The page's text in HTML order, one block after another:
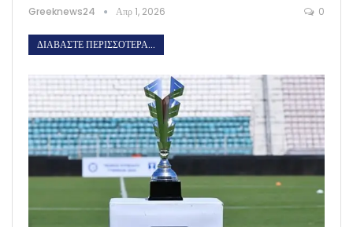
Greeknews24 Απρ 1, 2026 0
ΔΙΑΒΆΣΤΕ ΠΕΡΙΣΣΌΤΕΡΑ...